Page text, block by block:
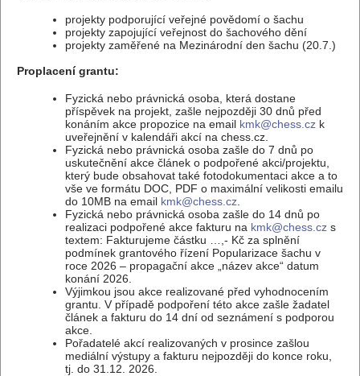
projekty podporující veřejné povědomí o šachu
projekty zapojující veřejnost do šachového dění
projekty zaměřené na Mezinárodní den šachu (20.7.)
Proplacení grantu:
Fyzická nebo právnická osoba, která dostane
příspěvek na projekt, zašle nejpozději 30 dnů před
konáním akce propozice na email kmk@chess.cz k
uveřejnění v kalendáři akcí na chess.cz.
Fyzická nebo právnická osoba zašle do 7 dnů po
uskutečnění akce článek o podpořené akci/projektu,
který bude obsahovat také fotodokumentaci akce a to
vše ve formátu DOC, PDF o maximální velikosti emailu
do 10MB na email kmk@chess.cz
Fyzická nebo právnická osoba zašle do 14 dnů po
realizaci podpořené akce fakturu na kmk@chess.cz s
textem: Fakturujeme částku …,- Kč za splnění
podmínek grantového řízení Popularizace šachu v
roce 2026 – propagační akce „název akce“ datum
konání 2026.
Výjimkou jsou akce realizované před vyhodnocením
grantu. V případě podpoření této akce zašle žadatel
článek a fakturu do 14 dní od seznámení s podporou
akce.
Pořadatelé akcí realizovaných v prosince zašlou
mediální výstupy a fakturu nejpozději do konce roku,
tj. do 31.12. 2026.